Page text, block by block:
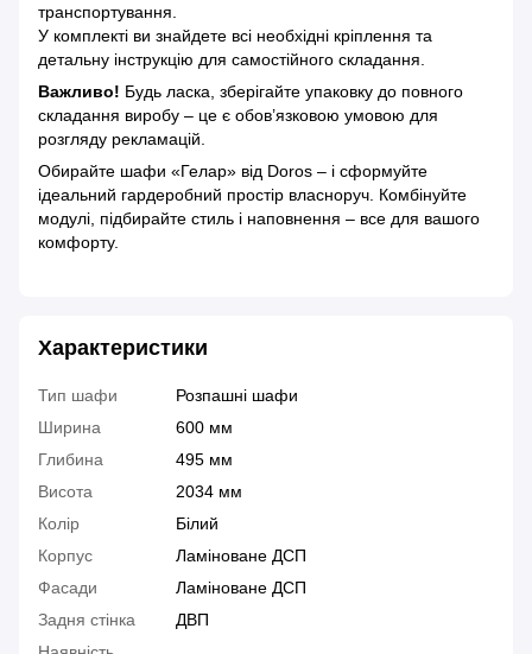
транспортування.
У комплекті ви знайдете всі необхідні кріплення та
детальну інструкцію для самостійного складання.
Важливо! Будь ласка, зберігайте упаковку до повного
складання виробу – це є обов’язковою умовою для
розгляду рекламацій.
Обирайте шафи «Гелар» від Doros – і сформуйте
ідеальний гардеробний простір власноруч. Комбінуйте
модулі, підбирайте стиль і наповнення – все для вашого
комфорту.
Характеристики
Тип шафи
Розпашні шафи
Ширина
600 мм
Глибина
495 мм
Висота
2034 мм
Колір
Білий
Корпус
Ламіноване ДСП
Фасади
Ламіноване ДСП
Задня стінка
ДВП